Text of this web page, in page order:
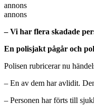
annons
annons
– Vi har flera skadade
En polisjakt pågår och
Polisen rubricerar nu
– En av dem har avlidit.
– Personen har förts till